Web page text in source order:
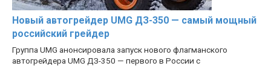
Новый автогрейдер UMG ДЗ-350 — самый мощный
российский грейдер
Группа UMG анонсировала запуск нового флагманского
автогрейдера UMG ДЗ-350 — первого в России с